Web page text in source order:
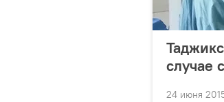
случае
24 июня